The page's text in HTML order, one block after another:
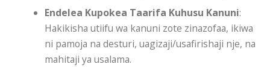
Endelea Kupokea Taarifa Kuhusu Kanuni:
Hakikisha utiifu wa kanuni zote zinazofaa, ikiwa
ni pamoja na desturi, uagizaji/usafirishaji nje, na
mahitaji ya usalama.